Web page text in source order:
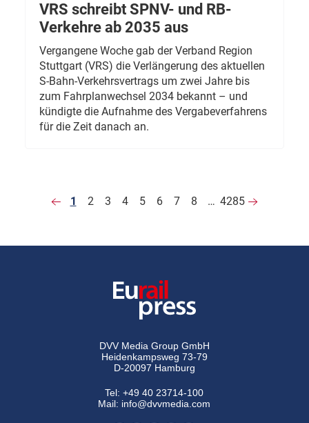
VRS schreibt SPNV- und RB-
Verkehre ab 2035 aus
Vergangene Woche gab der Verband Region
Stuttgart (VRS) die Verlängerung des aktuellen
S-Bahn-Verkehrsvertrags um zwei Jahre bis
zum Fahrplanwechsel 2034 bekannt – und
kündigte die Aufnahme des Vergabeverfahrens
für die Zeit danach an.
1 2 3 4 5 6 7 8 … 4285
DVV Media Group GmbH
Heidenkampsweg 73-79
D-20097 Hamburg
Tel:+49 40 23714-100
Mail: info@dvvmedia.com